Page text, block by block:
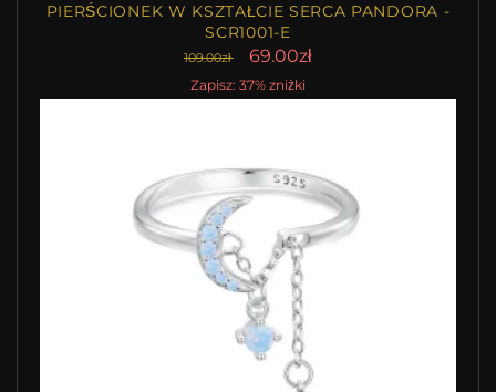
PIERŚCIONEK W KSZTAŁCIE SERCA PANDORA -
SCR1001-E
109.00zł 69.00zł
Zapisz: 37% zniżki